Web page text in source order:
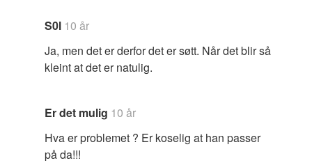
S0l 10 år
Ja, men det er derfor det er søtt. Når det blir så
kleint at det er natulig.
Er det mulig 10 år
Hva er problemet ? Er koselig at han passer
på da!!!